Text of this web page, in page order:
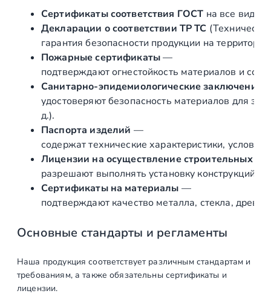
(
П
Сертификаты соответствия ГОСТ на все виды
Декларации о соответствии ТР ТС
гарантия безопасности продукции на
Пожарные сертификаты—
подтверждают огнестойкость материалов и
Санитарно‑эпидемиологические заключения
удостоверяют безопасность материалов для
д.).
Паспорта изделий —
содержат технические характеристики,
Лицензии на осуществление строительных и
разрешают выполнять установку конструкций
Сертификаты на материалы —
подтверждают качество металла, стекла,
Основные стандарты и регламенты
Наша продукция соответствует различным стандартам и
требованиям, а также обязательны сертификаты и
лицензии.